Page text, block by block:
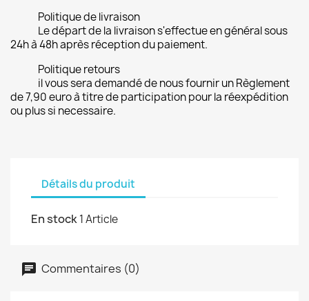
Politique de livraison
Le départ de la livraison s'effectue en général sous
24h à 48h après réception du paiement.
Politique retours
il vous sera demandé de nous fournir un Règlement
de 7,90 euro à titre de participation pour la réexpédition
ou plus si necessaire.
Détails du produit
En stock1 Article
Commentaires (0)